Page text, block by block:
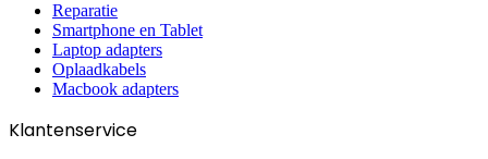
Reparatie
Smartphone en Tablet
Laptop adapters
Oplaadkabels
Macbook adapters
Klantenservice